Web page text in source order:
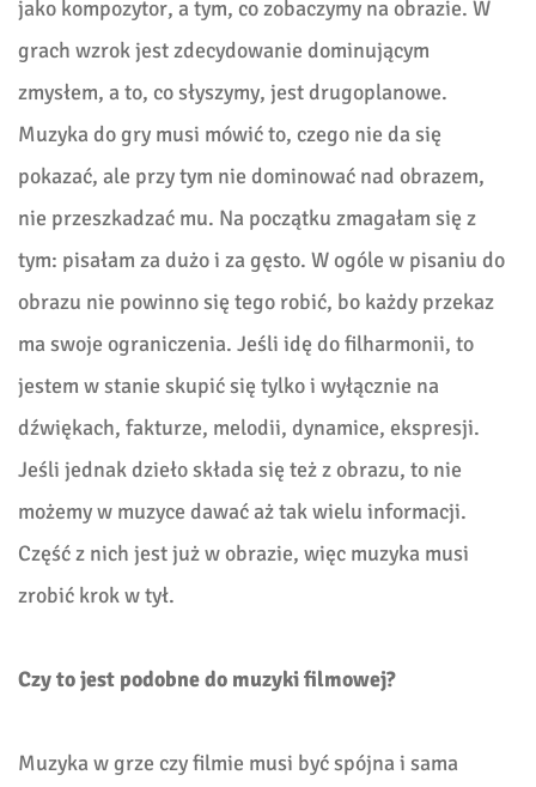
jako kompozytor, a tym, co zobaczymy na obrazie. W
grach wzrok jest zdecydowanie dominującym
zmysłem, a to, co słyszymy, jest drugoplanowe.
Muzyka do gry musi mówić to, czego nie da się
pokazać, ale przy tym nie dominować nad obrazem,
nie przeszkadzać mu. Na początku zmagałam się z
tym: pisałam za dużo i za gęsto. W ogóle w pisaniu do
obrazu nie powinno się tego robić, bo każdy przekaz
ma swoje ograniczenia. Jeśli idę do filharmonii, to
jestem w stanie skupić się tylko i wyłącznie na
dźwiękach, fakturze, melodii, dynamice, ekspresji.
Jeśli jednak dzieło składa się też z obrazu, to nie
możemy w muzyce dawać aż tak wielu informacji.
Część z nich jest już w obrazie, więc muzyka musi
zrobić krok w tył.
Czy to jest podobne do muzyki filmowej?
Muzyka w grze czy filmie musi być spójna i sama